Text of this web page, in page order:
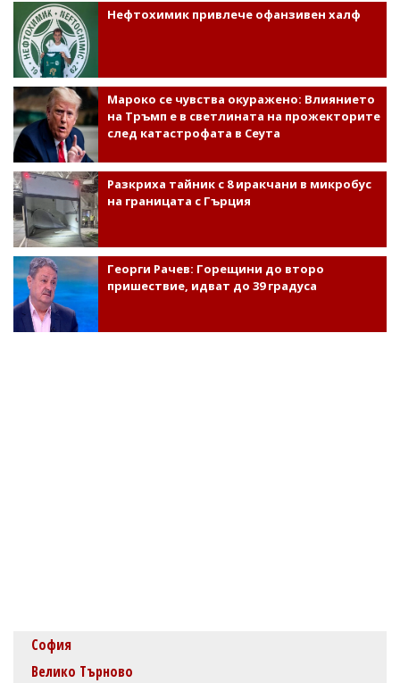
Нефтохимик привлече офанзивен халф
Мароко се чувства окуражено: Влиянието
на Тръмп е в светлината на прожекторите
след катастрофата в Сеута
Разкриха тайник с 8 иракчани в микробус
на границата с Гърция
Георги Рачев: Горещини до второ
пришествие, идват до 39 градуса
София
Велико Търново